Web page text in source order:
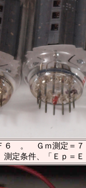
。 Ｇｍ測定＝７
１６０Ｖ、Ｅ